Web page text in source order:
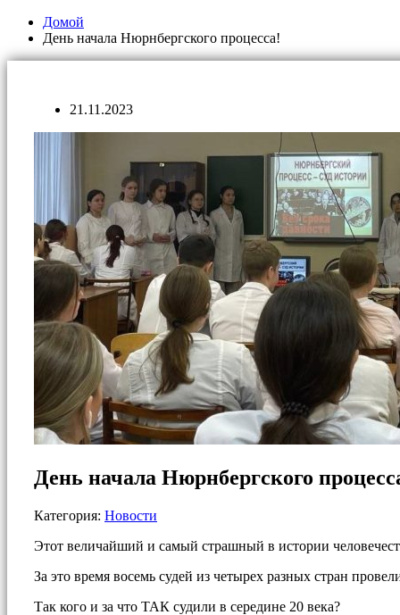
Домой
День начала Нюрнбергского процесса!
21.11.2023
День начала Нюрнбергского
Категория: Новости
Этот величайший и самый страшный в истории
За это время восемь судей из четырех разных стран
Так кого и за что ТАК судили в середине 20 века?